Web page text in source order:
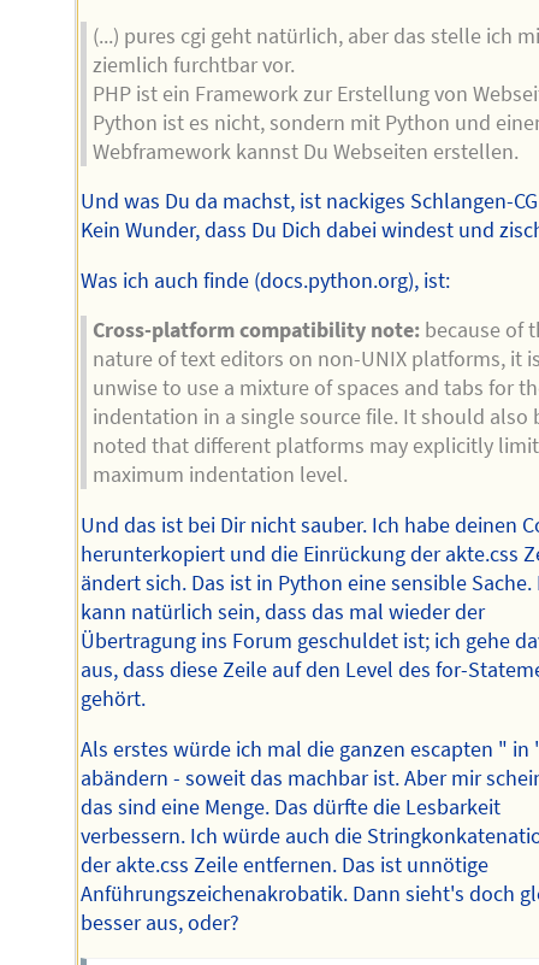
(...) pures cgi geht natürlich, aber das stelle ich
ziemlich furchtbar vor.
PHP ist ein Framework zur Erstellung von
Python ist es nicht, sondern mit Python und
Webframework kannst Du Webseiten erstellen.
Und was Du da machst, ist nackiges Schlangen-
Kein Wunder, dass Du Dich dabei windest und
Was ich auch finde (docs.python.org), ist:
Cross-platform compatibility note:because of
nature of text editors on non-UNIX platforms, it
unwise to use a mixture of spaces and tabs for
indentation in a single source file. It should also
noted that different platforms may explicitly
maximum indentation level.
Und das ist bei Dir nicht sauber. Ich habe deinen
herunterkopiert und die Einrückung der akte.css
ändert sich. Das ist in Python eine sensible Sache.
kann natürlich sein, dass das mal wieder der
Übertragung ins Forum geschuldet ist; ich gehe
aus, dass diese Zeile auf den Level des for-
gehört.
Als erstes würde ich mal die ganzen escapten " in '
abändern - soweit das machbar ist. Aber mir
das sind eine Menge. Das dürfte die Lesbarkeit
verbessern. Ich würde auch die
der akte.css Zeile entfernen. Das ist unnötige
Anführungszeichenakrobatik. Dann sieht's doch
besser aus, oder?